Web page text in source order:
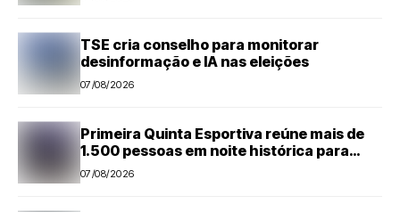
TSE cria conselho para monitorar
desinformação e IA nas eleições
07/08/2026
Primeira Quinta Esportiva reúne mais de
1.500 pessoas em noite histórica para
Capivari
07/08/2026